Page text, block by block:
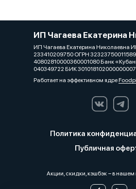
ИП Чагаева Екатерина
ИП Чагаева Екатерина Николаевна
233410209750 ОГРН
40802810000360001080 Банк
040349722 БИК
Работает на эффективном ядре
Политика
Публичная
Акции, скидки, кэшбэк − в